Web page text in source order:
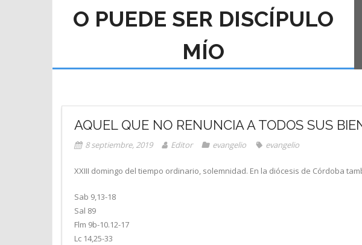
O PUEDE SER DISCÍPULO
MÍO
AQUEL QUE NO RENUNCIA A TODOS SUS
8 septiembre, 2019 Editor evangelio evangelio
XXIII domingo del tiempo ordinario, solemnidad. En la diócesis de Córdoba
Sab 9,13-18
Sal 89
Flm 9b-10.12-17
Lc 14,25-33